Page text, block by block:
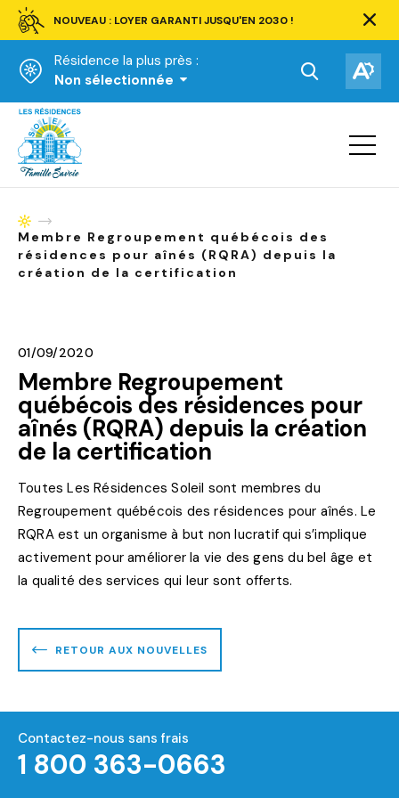
NOUVEAU : LOYER GARANTI JUSQU'EN 2030 !
barre
Résidence la plus près :
Non sélectionnée
Ouvrir
la
recherche.
la
Accueil
Ouvrir
la
Accueil
Membre Regroupement québécois des
résidences pour aînés (RQRA) depuis la
création de la certification
01/09/2020
Membre Regroupement
québécois des résidences pour
aînés (RQRA) depuis la création
de la certification
Toutes Les Résidences Soleil sont membres du
Regroupement québécois des résidences pour aînés. Le
RQRA est un organisme à but non lucratif qui s’implique
activement pour améliorer la vie des gens du bel âge et
la qualité des services qui leur sont offerts.
RETOUR AUX NOUVELLES
Contactez-nous sans frais
1 800 363-0663